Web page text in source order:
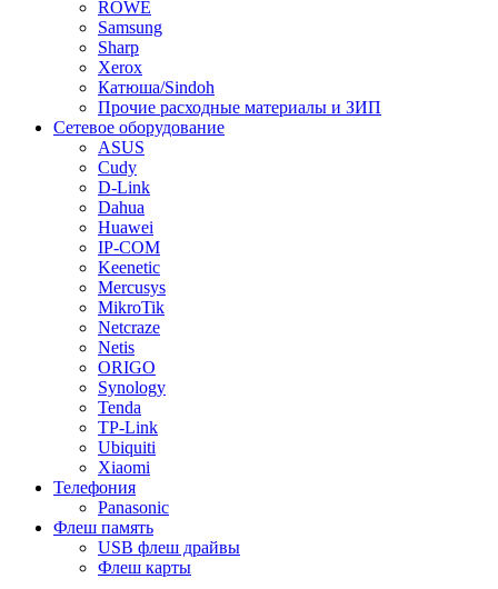
ROWE
Samsung
Sharp
Xerox
Катюша/Sindoh
Прочие расходные материалы и ЗИП
Сетевое оборудование
ASUS
Cudy
D-Link
Dahua
Huawei
IP-COM
Keenetic
Mercusys
MikroTik
Netcraze
Netis
ORIGO
Synology
Tenda
TP-Link
Ubiquiti
Xiaomi
Телефония
Panasonic
Флеш память
USB флеш драйвы
Флеш карты